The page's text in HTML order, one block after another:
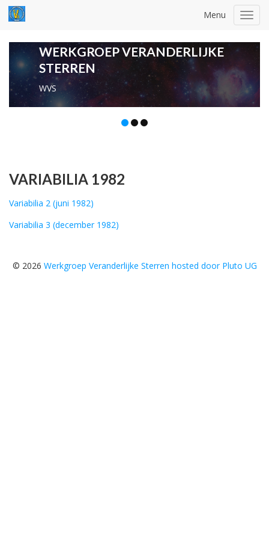
Menu
WERKGROEP VERANDERLIJKE
STERREN
WVS
VARIABILIA 1982
Variabilia 2 (juni 1982)
Variabilia 3 (december 1982)
© 2026 Werkgroep Veranderlijke Sterren hosted door Pluto UG